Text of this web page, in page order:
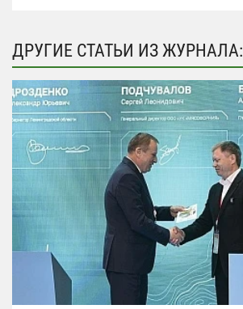
ДРУГИЕ СТАТЬИ ИЗ ЖУРНАЛА: